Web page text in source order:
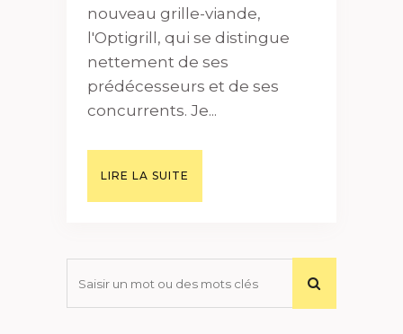
nouveau grille-viande,
l'Optigrill, qui se distingue
nettement de ses
prédécesseurs et de ses
concurrents. Je...
LIRE LA SUITE